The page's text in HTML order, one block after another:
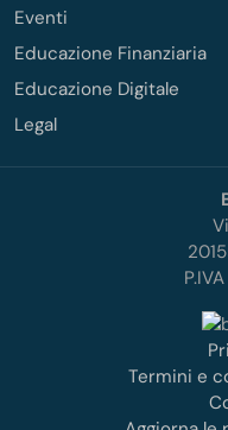
Eventi
Educazione Finanziaria
Educazione Digitale
Legal
Termini e